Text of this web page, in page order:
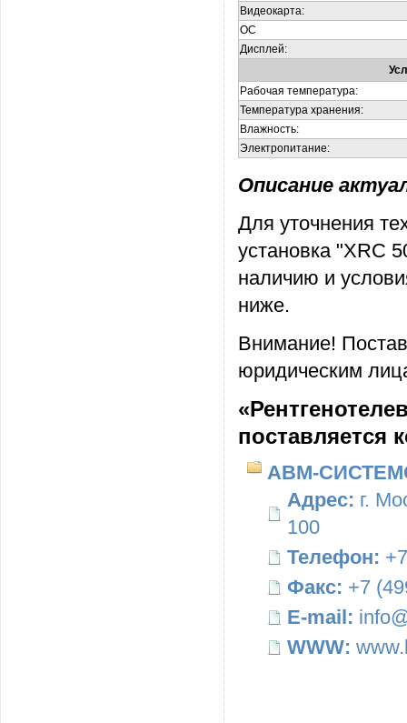
Видеокарта:
ОС
Дисплей:
Рабочая температура:
Температура хранения:
Влажность:
Электропитание:
Описание
Для уточнения
установка "XRC
наличию и
ниже.
Внимание!
юридическим
поставляется
АВМ-
Адрес: г.
100
Телефон:
Факс: +7
E-mail:
WWW: